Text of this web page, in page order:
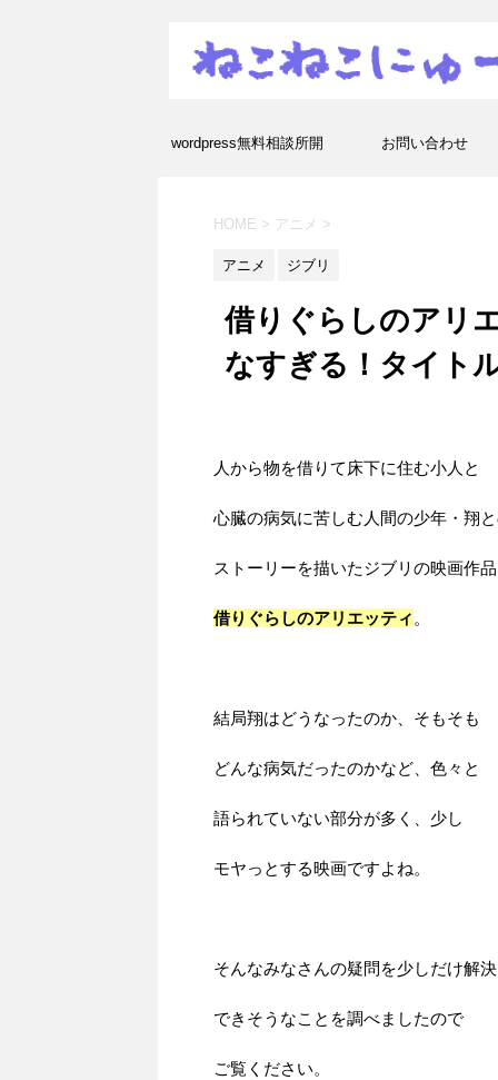
wordpress無料相談所開
ます！
お問い合わせ
HOME > アニメ >
アニメ ジブリ
借りぐらしのアリ
なすぎる！タイト
人から物を借りて床下に住む小人と
心臓の病気に苦しむ人間の少年・翔
ストーリーを描いたジブリの映画作
借りぐらしのアリエッティ 。
結局翔はどうなったのか、そもそも
どんな病気だったのかなど、色々と
語られていない部分が多く、少し
モヤっとする映画ですよね。
そんなみなさんの疑問を少しだけ解決
できそうなことを調べましたので
ご覧ください。